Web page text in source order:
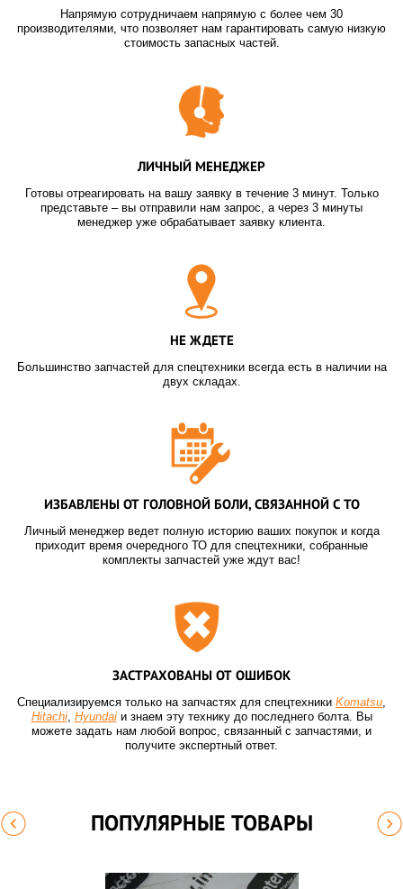
Напрямую сотрудничаем напрямую с более чем 30
производителями, что позволяет нам гарантировать самую низкую
стоимость запасных частей.
ЛИЧНЫЙ МЕНЕДЖЕР
Готовы отреагировать на вашу заявку в течение 3 минут. Только
представьте – вы отправили нам запрос, а через 3 минуты
менеджер уже обрабатывает заявку клиента.
НЕ ЖДЕТЕ
Большинство запчастей для спецтехники всегда есть в наличии на
двух складах.
ИЗБАВЛЕНЫ ОТ ГОЛОВНОЙ БОЛИ, СВЯЗАННОЙ С ТО
Личный менеджер ведет полную историю ваших покупок и когда
приходит время очередного ТО для спецтехники, собранные
комплекты запчастей уже ждут вас!
ЗАСТРАХОВАНЫ ОТ ОШИБОК
Специализируемся только на запчастях для спецтехники Komatsu,
Hitachi, Hyundaiи знаем эту технику до последнего болта. Вы
можете задать нам любой вопрос, связанный с запчастями, и
получите экспертный ответ.
ПОПУЛЯРНЫЕ ТОВАРЫ